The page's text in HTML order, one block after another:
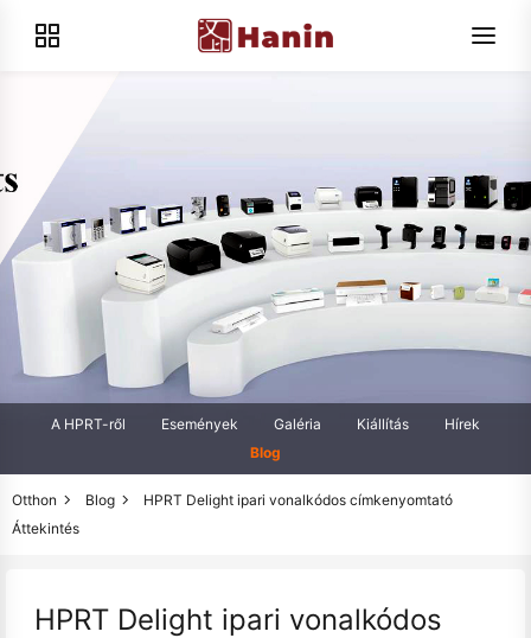
A HPRT-ről Események Galéria Kiállítás
Hírek
Blog
Otthon Blog
HPRT Delight ipari vonalkódos címkenyomtató
Áttekintés
HPRT Delight ipari vonalkódos